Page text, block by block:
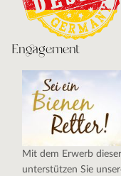
Engagement
Mit dem Erwerb
unterstützen Sie